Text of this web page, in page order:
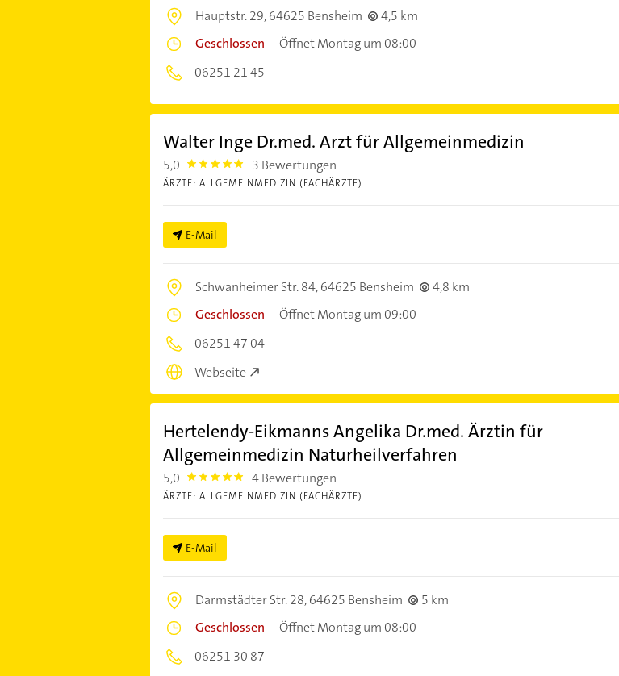
Hauptstr. 29,64625 Bensheim
4,5 km
Geschlossen –Öffnet Montag um 08:00
06251 21 45
Walter Inge Dr.med. Arzt für Allgemeinmedizin
5,0 5.0 3 Bewertungen
ÄRZTE: ALLGEMEINMEDIZIN (FACHÄRZTE)
E-Mail
Schwanheimer Str. 84,64625 Bensheim
4,8 km
Geschlossen –Öffnet Montag um 09:00
06251 47 04
Webseite
Hertelendy-Eikmanns Angelika Dr.med. Ärztin für
Allgemeinmedizin Naturheilverfahren
5,0 5.0 4 Bewertungen
ÄRZTE: ALLGEMEINMEDIZIN (FACHÄRZTE)
E-Mail
Darmstädter Str. 28,64625 Bensheim
5 km
Geschlossen –Öffnet Montag um 08:00
06251 30 87